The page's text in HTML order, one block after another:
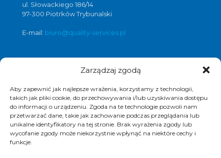
Zarządzaj zgodą
Aby zapewnić jak najlepsze wrażenia, korzystamy z technologii,
takich jak pliki cookie, do przechowywania i/lub uzyskiwania dostępu
do informacji o urządzeniu. Zgoda na te technologie pozwoli nam
przetwarzać dane, takie jak zachowanie podczas przeglądania lub
unikalne identyfikatory na tej stronie. Brak wyrażenia zgody lub
wycofanie zgody może niekorzystnie wpłynąć na niektóre cechy i
funkcje.
ul. Słowackiego 186/14
97-300 Piotrków Trybunalski
E-mail: biuro@quality-services.pl
Oferta usług czyszczenia posadzek i
czyszczenie posadzek Warszawa,
czyszczenie posadzek Łódź,
czyszczenie posadzek Poznań,
czyszczenie posadzek Katowice,